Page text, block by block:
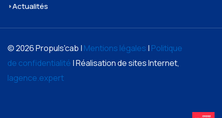
Actualités
© 2026 Propuls'cab | Mentions légales | Politique
de confidentialité | Réalisation de sites Internet,
lagence.expert